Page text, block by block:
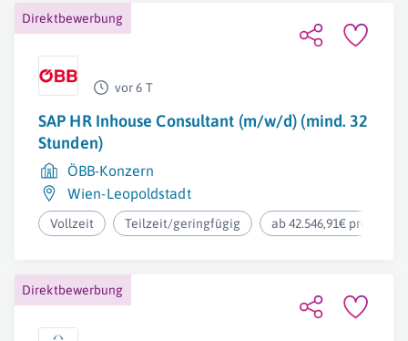
Direktbewerbung
vor 6 T
SAP HR Inhouse Consultant (m/w/d) (mind. 32
Stunden)
ÖBB-Konzern
Wien-Leopoldstadt
Vollzeit Teilzeit/geringfügig ab 42.546,91€ pro Jahr
Direktbewerbung